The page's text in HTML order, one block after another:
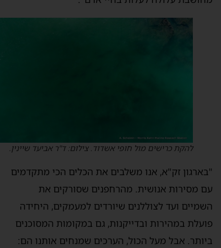
להקת כרישים מול חופי אשדוד. צילום: ד"ר אביעד שיינין.
זק"א, אנו משלבים את הכלים הכי מתקדמים
מסירות אנושית. מהרחפנים שסורקים את
ועד לצוללנים שיורדים למעמקים, היחידה
במהירות ובדייקנות, גם במקומות המסוכנים
אבל מעל הכול, הערכים שמנחים אותנו הם: